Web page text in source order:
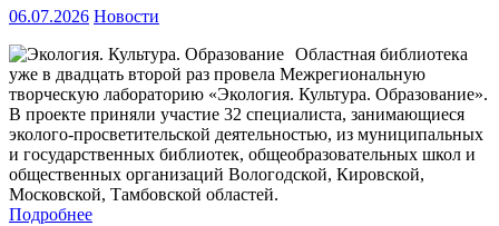
06.07.2026 Новости
Областная библиотека
уже в двадцать второй раз провела Межрегиональную
творческую лабораторию «Экология. Культура. Образование».
В проекте приняли участие 32 специалиста, занимающиеся
эколого-просветительской деятельностью, из муниципальных
и государственных библиотек, общеобразовательных школ и
общественных организаций Вологодской, Кировской,
Московской, Тамбовской областей.
Подробнее